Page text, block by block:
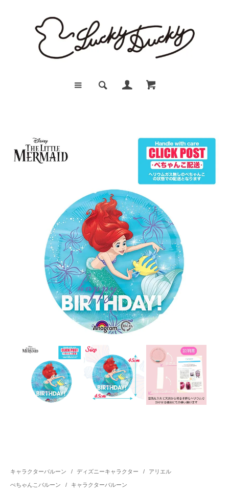
キャラクターバルーン / ディズニーキャラクター / アリエル
ぺちゃんこバルーン / キャラクターバルーン